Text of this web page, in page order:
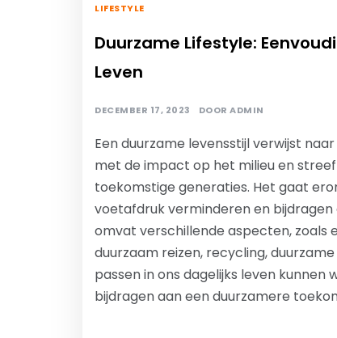
LIFESTYLE
Duurzame Lifestyle:
Leven
DECEMBER 17, 2023 DOOR ADMIN
Een duurzame levensstijl verwijst
met de impact op het milieu en
toekomstige generaties. Het gaat
voetafdruk verminderen en bijdragen
omvat verschillende aspecten, zoals
duurzaam reizen, recycling,
passen in ons dagelijks leven
bijdragen aan een duurzamere